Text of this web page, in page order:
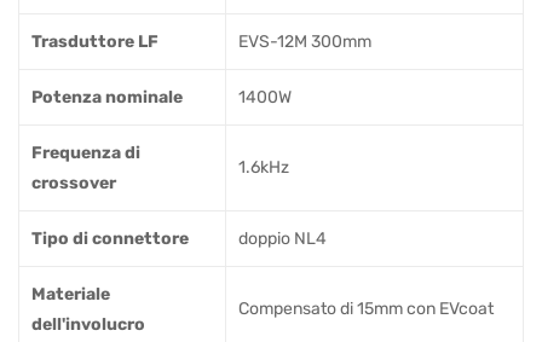
Trasduttore LF EVS-12M 300mm
Potenza nominale 1400W
Frequenza di
crossover
1.6kHz
Tipo di connettore doppio NL4
Materiale
dell'involucro
Compensato di 15mm con EVcoat